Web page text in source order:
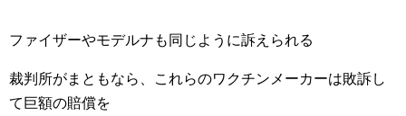
ファイザーやモデルナも同じように訴えられる
裁判所がまともなら、これらのワクチンメーカーは敗訴し
て巨額の賠償を